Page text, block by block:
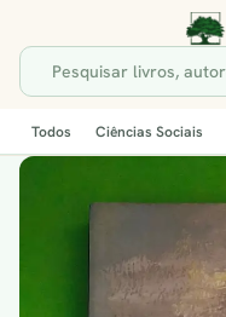
Todos Ciências Sociais